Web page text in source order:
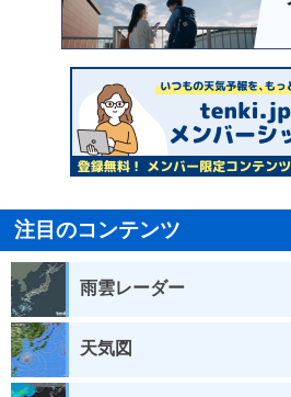
注目のコンテンツ
雨雲レーダー
天気図